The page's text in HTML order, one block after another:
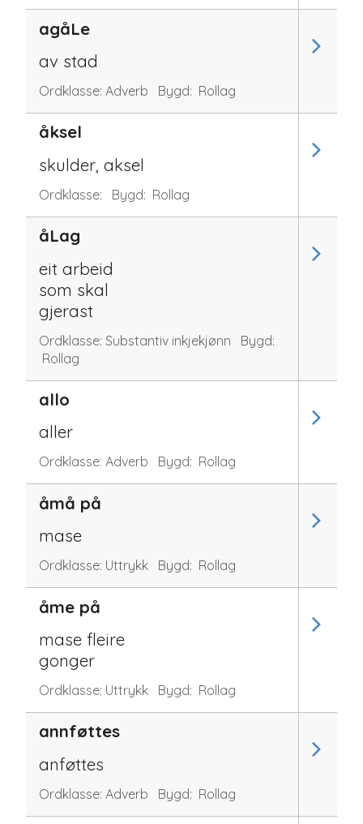
agåLe
av stad
Ordklasse: Adverb Bygd: Rollag
åksel
skulder, aksel
Ordklasse: Bygd: Rollag
åLag
eit arbeid
som skal
gjerast
Ordklasse: Substantiv inkjekjønn
Bygd:
Rollag
allo
aller
Ordklasse: Adverb Bygd: Rollag
åmå på
mase
Ordklasse: Uttrykk Bygd: Rollag
åme på
mase fleire
gonger
Ordklasse: Uttrykk Bygd: Rollag
annføttes
anføttes
Ordklasse: Adverb Bygd: Rollag